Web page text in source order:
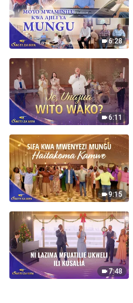
6:28
6:11
9:15
7:48